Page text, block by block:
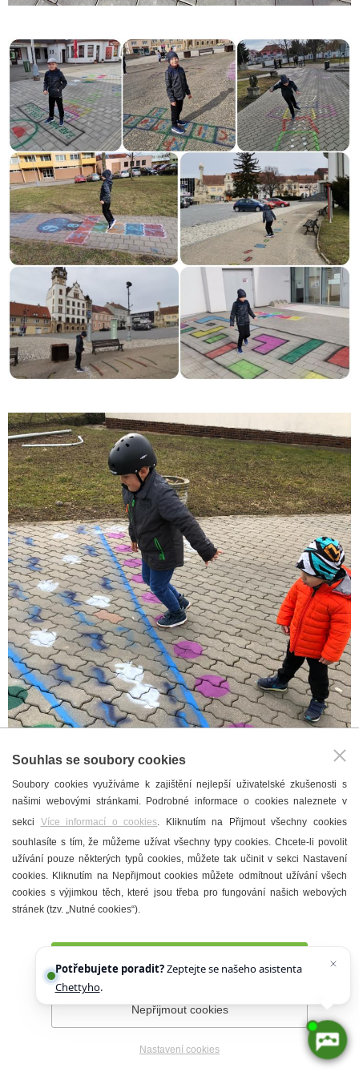
Souhlas se soubory cookies
Soubory cookies využíváme k zajištění nejlepší uživatelské zkušenosti s
našimi webovými stránkami. Podrobné informace o cookies naleznete v
sekci Více informací o cookies. Kliknutím na Přijmout všechny cookies
souhlasíte s tím, že můžeme užívat všechny typy cookies. Chcete-li povolit
užívání pouze některých typů cookies, můžete tak učinit v sekci Nastavení
cookies. Kliknutím na Nepřijmout cookies můžete odmítnout užívání všech
cookies s výjimkou těch, které jsou třeba pro fungování našich webových
stránek (tzv. „Nutné cookies“).
Nepřijmout cookies
Nastavení cookies
Potřebujete poradit?Zeptejte se našeho asistenta
Chettyho.